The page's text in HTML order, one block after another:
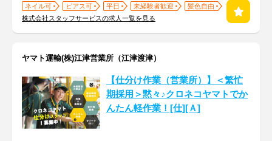
ネイル可 ピアス可 平日 未経験者歓迎
髪色自由
株式会社スタッフサービスの求人一覧を見る
ヤマト運輸(株)江津営業所（江津渡津）
【仕分け作業（営業所）】＜繁忙
期採用＞黙々♪クロネコヤマトでか
んたん軽作業！[仕][Ａ]